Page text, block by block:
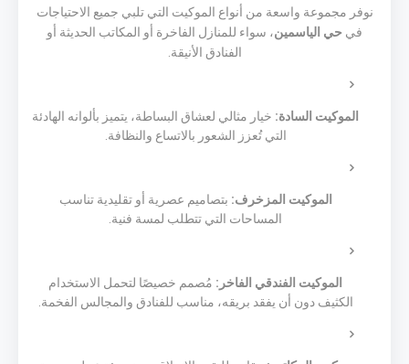
نوفر مجموعة واسعة من أنواع الموكيت التي تلبي جميع الاحتياجات
في حي الياسمين، سواء للمنازل الفاخرة أو المكاتب الحديثة أو
الفنادق الأنيقة.
الموكيت السادة: خيار مثالي لعشاق البساطة، يتميز بألوانه الهادئة
التي تُعزز الشعور بالاتساع والنظافة.
الموكيت المزخرف: بتصاميم عصرية أو تقليدية تناسب
المساحات التي تتطلب لمسة فنية.
الموكيت الفندقي الفاخر: مُصمم خصيصًا لتحمل الاستخدام
الكثيف دون أن يفقد بريقه، مناسب للفنادق والمجالس الفخمة.